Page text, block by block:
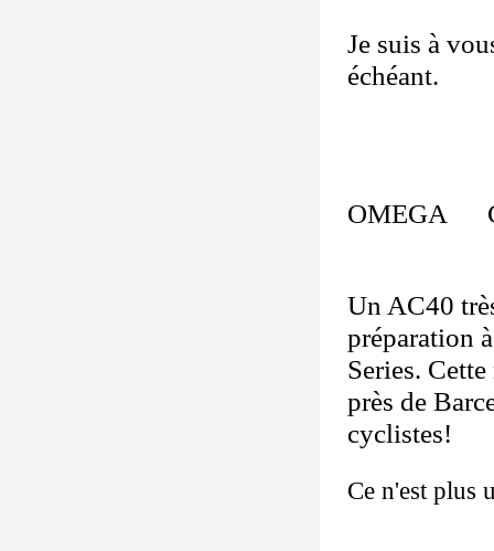
Je suis à
échéant.
Un AC40
préparation
Series.
près de
cyclistes!
Ce n'est plus